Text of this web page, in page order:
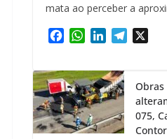
mata ao perceber a
c
e
b
o
o
W
a
t
s
A
p
n
k
e
d
I
Obras
075,